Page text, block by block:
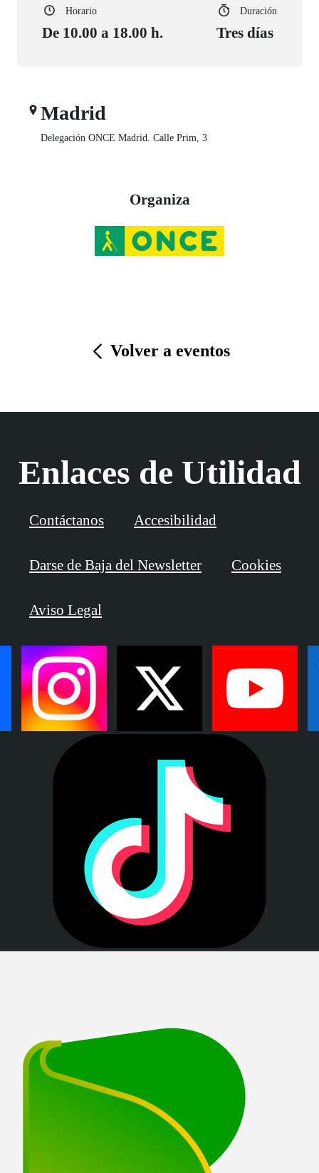
Horario
De 10.00 a 18.00 h.
Duración
Tres días
Madrid
Delegación ONCE Madrid. Calle Prim, 3
Organiza
Volver a eventos
Enlaces de Utilidad
Contáctanos Accesibilidad
Darse de Baja del Newsletter Cookies
Aviso Legal